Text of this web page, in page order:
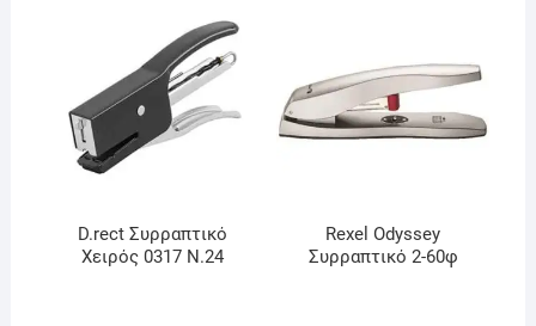
D.rect Συρραπτικό
Χειρός 0317 Ν.24
Rexel Odyssey
Συρραπτικό 2-60φ